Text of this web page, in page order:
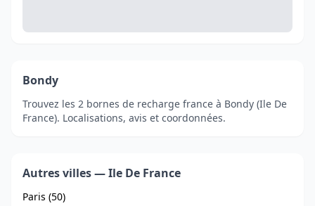
Bondy
Trouvez les 2 bornes de recharge france à Bondy (Ile De
France). Localisations, avis et coordonnées.
Autres villes — Ile De France
Paris (50)